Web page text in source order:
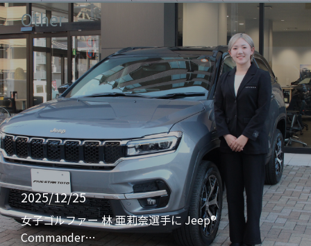
Other
2025/12/25
女子ゴルファー 林 亜莉奈選手に Jeep®
Commander…